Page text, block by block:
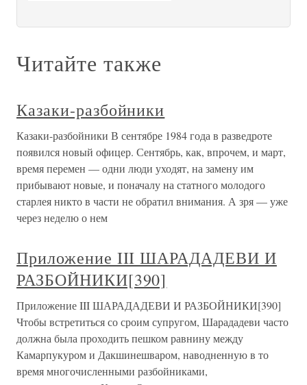
Читайте также
Казаки-разбойники
Казаки-разбойники В сентябре 1984 года в разведроте
появился новый офицер. Сентябрь, как, впрочем, и март,
время перемен — одни люди уходят, на замену им
прибывают новые, и поначалу на статного молодого
старлея никто в части не обратил внимания. А зря — уже
через неделю о нем
Приложение III ШАРАДАДЕВИ И
РАЗБОЙНИКИ[390]
Приложение III ШАРАДАДЕВИ И РАЗБОЙНИКИ[390]
Чтобы встретиться со сроим супругом, Шарададеви часто
должна была проходить пешком равнину между
Камарпукуром и Дакшинешваром, наводненную в то
время многочисленными разбойниками,